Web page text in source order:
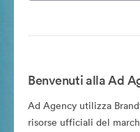
Benvenuti alla Ad
Ad Agency utilizza
risorse ufficiali del